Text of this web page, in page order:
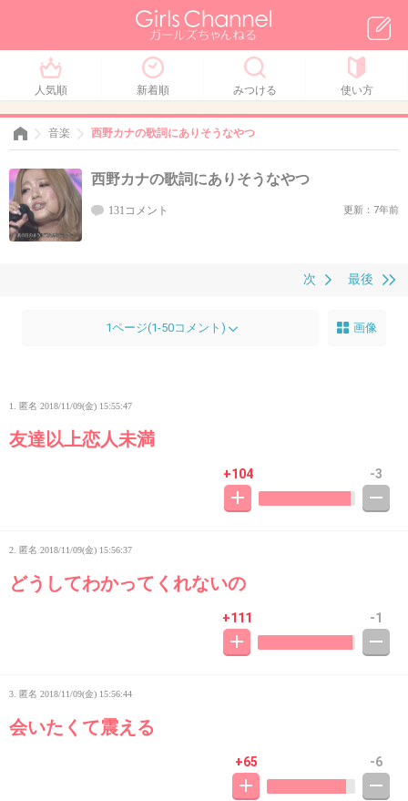
人気順 新着順 みつける 使い方
音楽 西野カナの歌詞にありそうなやつ
西野カナの歌詞にありそうなやつ
131コメント 更新：7年前
最後
次
1ページ(1-50コメント) 画像
1. 匿名 2018/11/09(金) 15:55:47
友達以上恋人未満
+104 -3
2. 匿名 2018/11/09(金) 15:56:37
どうしてわかってくれないの
+111 -1
3. 匿名 2018/11/09(金) 15:56:44
会いたくて震える
+65 -6